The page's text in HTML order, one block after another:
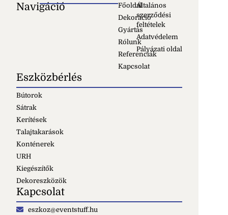
Navigáció
Főoldal
Dekoráció
Gyártás
Rólunk
Referenciák
Kapcsolat
Általános
szerződési
feltételek
Adatvédelem
Pályázati oldal
Eszközbérlés
Bútorok
Sátrak
Kerítések
Talajtakarások
Konténerek
URH
Kiegészítők
Dekoreszközök
Kapcsolat
eszkoz@eventstuff.hu